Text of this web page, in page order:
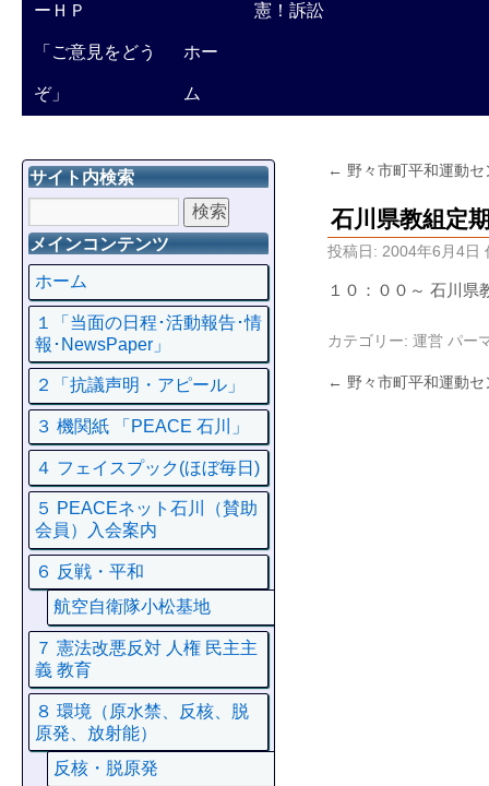
ーＨＰ 憲！訴訟
「ご意見をどう
ぞ」
ホー
ム
← 野々市町平和運動セ
石川県教組定
投稿日: 2004年6月4日
１０：００～ 石川県
カテゴリー: 運営 パー
← 野々市町平和運動セ
サイト内検索
メインコンテンツ
ホーム
１「当面の日程･活動報告･情
報･NewsPaper」
２「抗議声明・アピール」
３ 機関紙 「PEACE 石川」
４ フェイスプック(ほぼ毎日)
５ PEACEネット石川（賛助
会員）入会案内
６ 反戦・平和
航空自衛隊小松基地
７ 憲法改悪反対 人権 民主主
義 教育
８ 環境（原水禁、反核、脱
原発、放射能）
反核・脱原発